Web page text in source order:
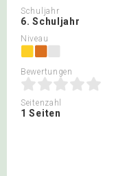
Schuljahr
6. Schuljahr
Niveau
Bewertungen
Seitenzahl
1 Seiten